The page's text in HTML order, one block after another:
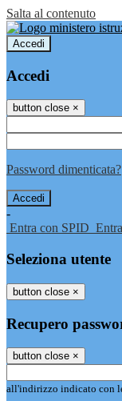
Salta al contenuto
Accedi
Accedi
button close ×
Password dimenticata?
-
Entra con SPID
Seleziona utente
button close ×
Recupero
button close ×
all'indirizzo indicato con